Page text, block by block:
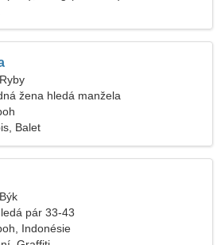
žena hledá manžela
Balet
pár 33-43
Indonésie